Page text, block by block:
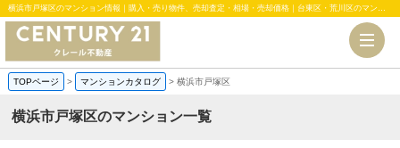
横浜市戸塚区のマンション情報｜購入・売り物件、売却査定・相場・売却価格｜台東区・荒川区のマンション、中古・新築一戸建、土地のことならセンチュリー21クレール不動産
TOPページ > マンションカタログ >横浜市戸塚区
横浜市戸塚区のマンション一覧